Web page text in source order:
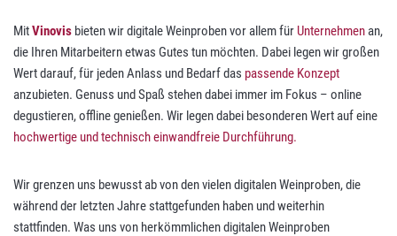
MitVinovis bieten wir digitale Weinproben vor allem für Unternehmenan,
die Ihren Mitarbeitern etwas Gutes tun möchten. Dabei legen wir großen
Wert darauf, für jeden Anlass und Bedarf das passende Konzept
anzubieten. Genuss und Spaß stehen dabei immer im Fokus – online
degustieren, offline genießen. Wir legen dabei besonderen Wert auf eine
hochwertige und technisch einwandfreie Durchführung.
Wir grenzen uns bewusst ab von den vielen digitalen Weinproben, die
während der letzten Jahre stattgefunden haben und weiterhin
stattfinden. Was uns von herkömmlichen digitalen Weinproben